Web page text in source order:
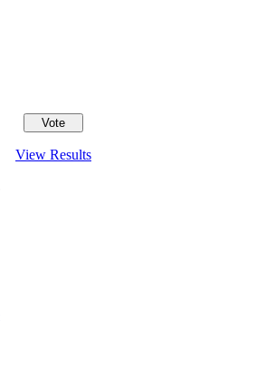
View Results